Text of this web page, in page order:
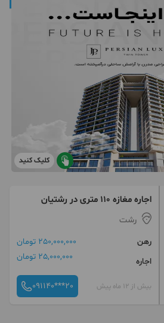
کلیک کنید
اجاره مغازه ۱۱۰ متری در رشتیان
رشت
رهن
250,000,000 تومان
اجاره
25,000,000 تومان
بیش از 12 ماه پیش 091140***20